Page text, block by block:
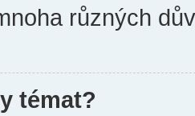
různých
témat?